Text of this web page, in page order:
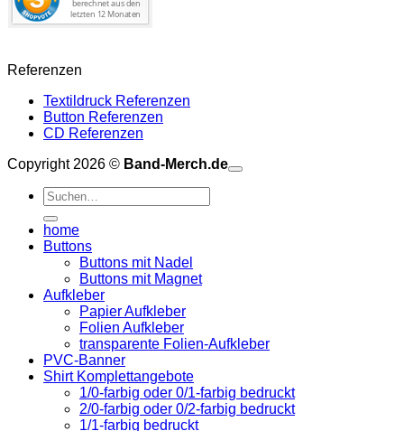
Referenzen
Textildruck Referenzen
Button Referenzen
CD Referenzen
Copyright 2026 © Band-Merch.de
Suchen
nach:
home
Buttons
Buttons mit Nadel
Buttons mit Magnet
Aufkleber
Papier Aufkleber
Folien Aufkleber
transparente Folien-Aufkleber
PVC-Banner
Shirt Komplettangebote
1/0-farbig oder 0/1-farbig bedruckt
2/0-farbig oder 0/2-farbig bedruckt
1/1-farbig bedruckt